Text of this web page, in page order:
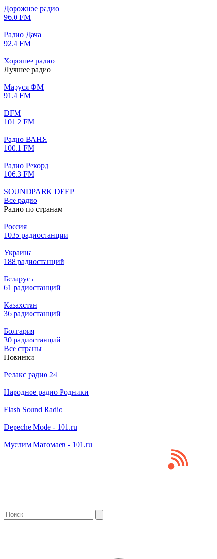
Дорожное радио
96.0 FM
Радио Дача
92.4 FM
Хорошее радио
Лучшее радио
Маруся ФМ
91.4 FM
DFM
101.2 FM
Радио ВАНЯ
100.1 FM
Радио Рекорд
106.3 FM
SOUNDPARK DEEP
Все радио
Радио по странам
Россия
1035 радиостанций
Украина
188 радиостанций
Беларусь
61 радиостанций
Казахстан
36 радиостанций
Болгария
30 радиостанций
Все страны
Новинки
Релакс радио 24
Народное радио Родники
Flash Sound Radio
Depeche Mode - 101.ru
Муслим Магомаев - 101.ru